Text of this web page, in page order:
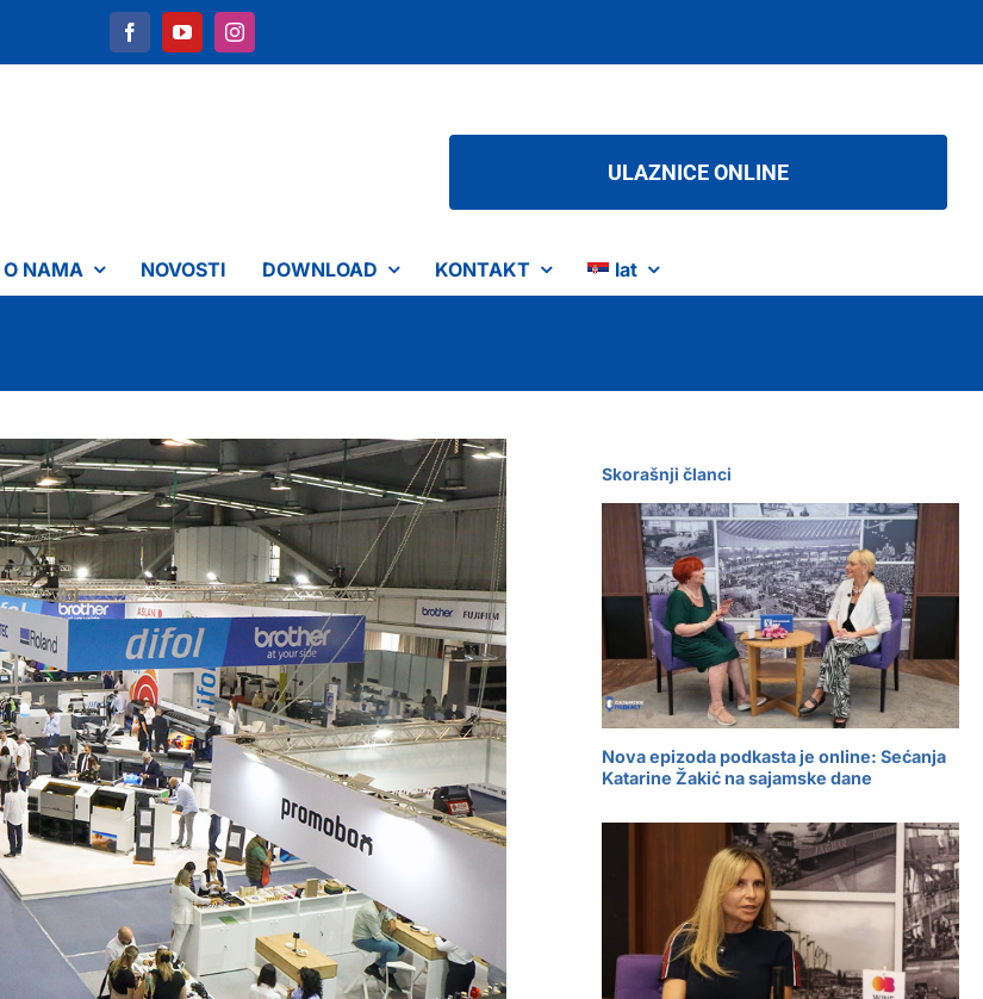
ULAZNICE ONLINE
O NAMA NOVOSTI DOWNLOAD KONTAKT lat
Skorašnji članci
Nova epizoda podkasta je online: Sećanja
Katarine Žakić na sajamske dane